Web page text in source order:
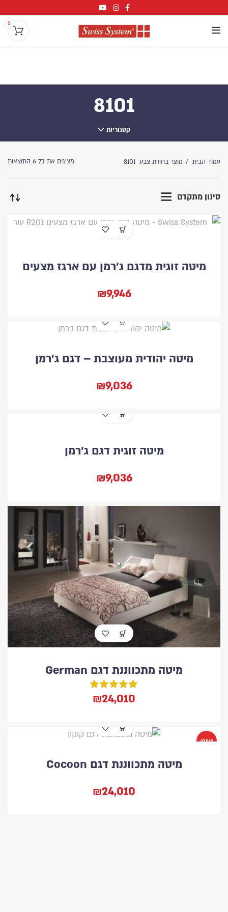
0
8101
קטגוריות
עמוד הבית מוצר בחירת צבע 8101 מציגים את כל ⁦6⁩ התוצאות
סינון מתקדם
מיטה זוגית מדגם ג'רמן עם ארגז מצעים
₪9,946
מיטה יהודית מעוצבת – דגם ג'רמן
₪9,036
מיטה זוגית דגם ג'רמן
₪9,036
מיטה מתכווננת דגם German
₪24,010
מומלץ
מיטה מתכווננת דגם Cocoon
₪24,010